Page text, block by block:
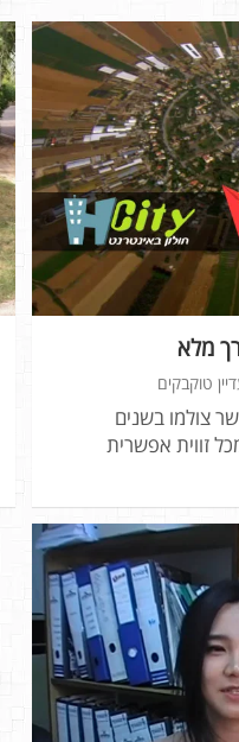
מלא
טוקבקים
צולמו בשנים
זווית אפשרית